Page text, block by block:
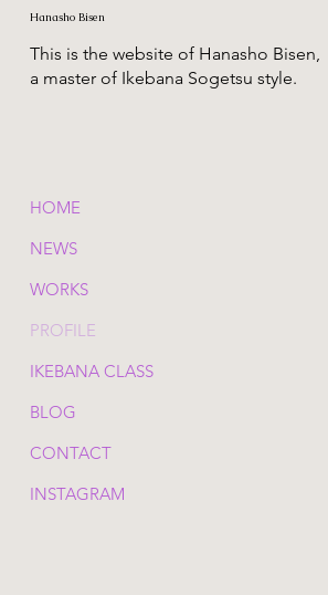
Hanasho Bisen
This is the website of Hanasho Bisen,
a master of Ikebana Sogetsu style.
HOME
NEWS
WORKS
PROFILE
IKEBANA CLASS
BLOG
CONTACT
INSTAGRAM